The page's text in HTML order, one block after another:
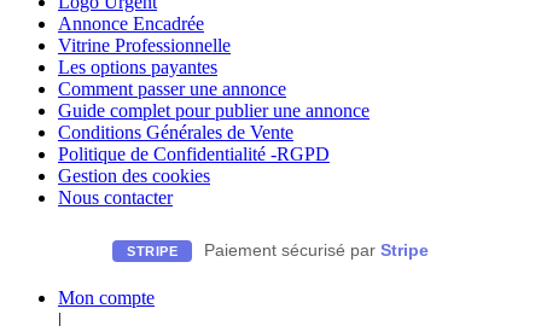
Annonce Encadrée
Vitrine Professionnelle
Les options payantes
Comment passer une annonce
Guide complet pour publier une annonce
Conditions Générales de Vente
Politique de Confidentialité -RGPD
Gestion des cookies
Nous contacter
STRIPE Paiement sécurisé par Stripe
Mon compte
|